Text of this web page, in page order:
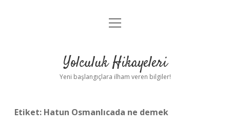
Anasayfa
Yasal Uyarı
menüyü
Yolculuk Hikayeleri
Yeni başlangıçlara ilham veren bilgiler!
Etiket: Hatun Osmanlıcada ne demek